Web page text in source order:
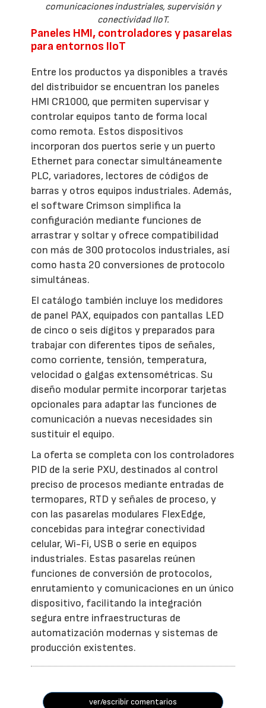
comunicaciones industriales, supervisión y
conectividad IIoT.
Paneles HMI, controladores y pasarelas
para entornos IIoT
Entre los productos ya disponibles a través
del distribuidor se encuentran los paneles
HMI CR1000, que permiten supervisar y
controlar equipos tanto de forma local
como remota. Estos dispositivos
incorporan dos puertos serie y un puerto
Ethernet para conectar simultáneamente
PLC, variadores, lectores de códigos de
barras y otros equipos industriales. Además,
el software Crimson simplifica la
configuración mediante funciones de
arrastrar y soltar y ofrece compatibilidad
con más de 300 protocolos industriales, así
como hasta 20 conversiones de protocolo
simultáneas.
El catálogo también incluye los medidores
de panel PAX, equipados con pantallas LED
de cinco o seis dígitos y preparados para
trabajar con diferentes tipos de señales,
como corriente, tensión, temperatura,
velocidad o galgas extensométricas. Su
diseño modular permite incorporar tarjetas
opcionales para adaptar las funciones de
comunicación a nuevas necesidades sin
sustituir el equipo.
La oferta se completa con los controladores
PID de la serie PXU, destinados al control
preciso de procesos mediante entradas de
termopares, RTD y señales de proceso, y
con las pasarelas modulares FlexEdge,
concebidas para integrar conectividad
celular, Wi-Fi, USB o serie en equipos
industriales. Estas pasarelas reúnen
funciones de conversión de protocolos,
enrutamiento y comunicaciones en un único
dispositivo, facilitando la integración
segura entre infraestructuras de
automatización modernas y sistemas de
producción existentes.
ver/escribir comentarios